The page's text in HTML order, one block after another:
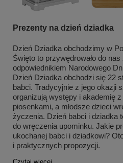
Prezenty na dzień dziadka
Dzień Dziadka obchodzimy w
Święto to przywędrowało do
odpowiednikiem Narodowego
Dzień Dziadka obchodzi się 22
babci. Tradycyjnie z jego okazji
organizują występy i akademię
piosenkami, a młodsze dzieci
życzenia. Dzień babci i dziadka
do wręczenia upominku. Jakie
ukochanej babci i dziadkowi?
i praktycznych propozycji.